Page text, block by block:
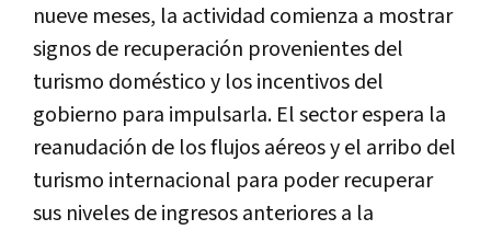
nueve meses, la actividad comienza a mostrar
signos de recuperación provenientes del
turismo doméstico y los incentivos del
gobierno para impulsarla. El sector espera la
reanudación de los flujos aéreos y el arribo del
turismo internacional para poder recuperar
sus niveles de ingresos anteriores a la